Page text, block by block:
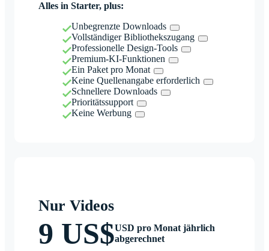
Alles in Starter, plus:
Unbegrenzte Downloads
Vollständiger Bibliothekszugang
Professionelle Design-Tools
Premium-KI-Funktionen
Ein Paket pro Monat
Keine Quellenangabe erforderlich
Schnellere Downloads
Prioritätssupport
Keine Werbung
Nur Videos
9 US$USD pro Monat jährlich
abgerechnet